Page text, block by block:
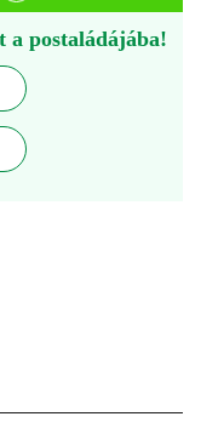
a postaládájába!